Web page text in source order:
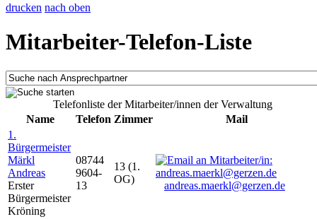
drucken nach oben
Mitarbeiter-Telefon-Liste
Telefonliste der Mitarbeiter/innen der Verwaltung
Name
Telefon Zimmer
Mail
1.
Bürgermeister
Märkl
Andreas
Erster
Bürgermeister
Kröning
08744
9604-
13
13 (1.
OG)
andreas.maerkl@gerzen.de